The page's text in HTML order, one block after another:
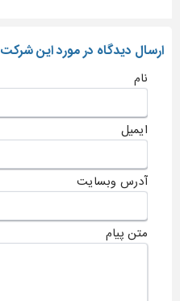
ارسال دیدگاه در مورد این شرکت
نام
ایمیل
آدرس وبسایت
متن پیام